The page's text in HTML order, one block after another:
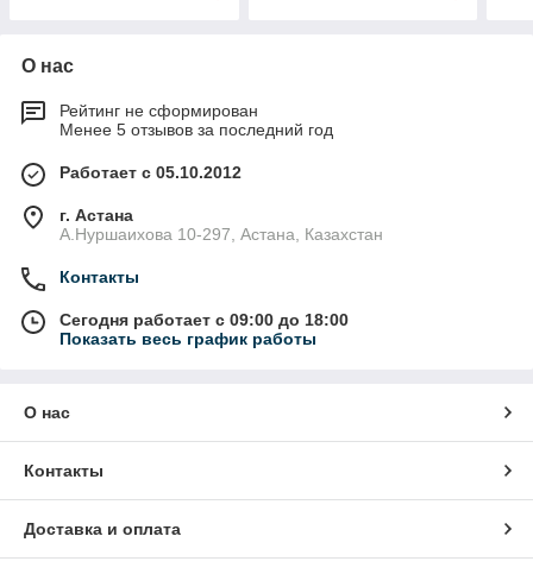
О нас
Рейтинг не сформирован
Менее 5 отзывов за последний год
Работает с 05.10.2012
г. Астана
А.Нуршаихова 10-297, Астана, Казахстан
Контакты
Сегодня работает с 09:00 до 18:00
Показать весь график работы
О нас
Контакты
Доставка и оплата